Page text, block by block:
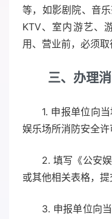
等，如影剧院、音
KTV、室内游艺、
用、营业前，必须取
三、办理
1. 申报单位向
娱乐场所消防安全许
2. 填写《公安
或其他相关表格，提
3. 申报单位向